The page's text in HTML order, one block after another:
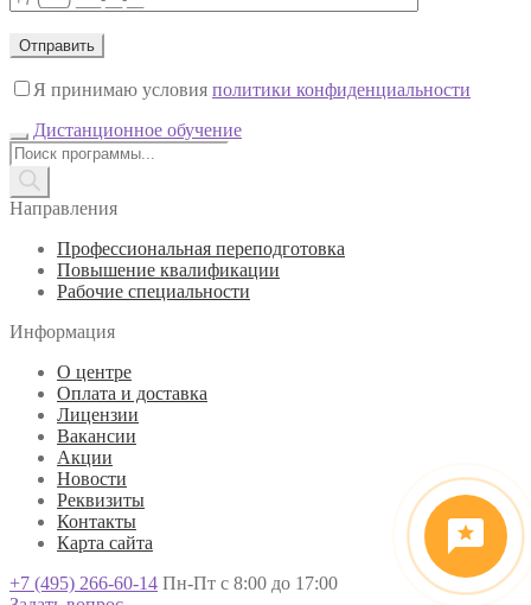
Я принимаю условия политики конфиденциальности
Дистанционное обучение
Поиск
товаров
Направления
Профессиональная переподготовка
Повышение квалификации
Рабочие специальности
Информация
О центре
Оплата и доставка
Лицензии
Вакансии
Акции
Новости
Реквизиты
Контакты
Карта сайта
+7 (495) 266-60-14 Пн-Пт с 8:00 до 17:00